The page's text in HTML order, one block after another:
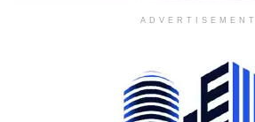
ADVERTISEMENT